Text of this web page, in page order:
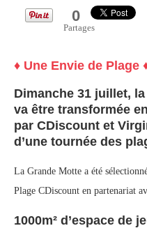
0
Partages
♦ Une Envie de Plage
Dimanche 31 juillet,
va être transformée
par CDiscount et
d’une tournée des
La Grande Motte a été
Plage CDiscount en partenariat
1000m² d’espace de